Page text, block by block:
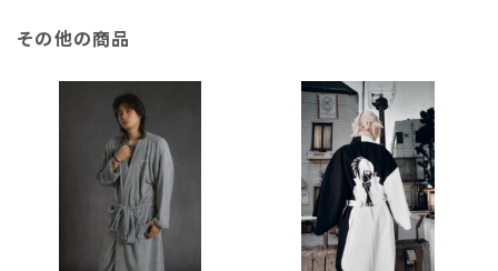
その他の商品